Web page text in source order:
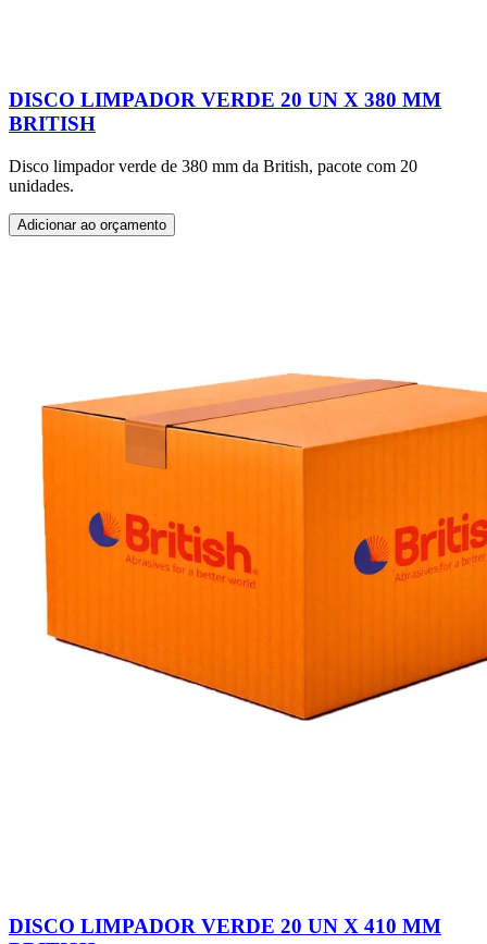
DISCO LIMPADOR VERDE 20 UN X 380 MM
BRITISH
Disco limpador verde de 380 mm da British, pacote com 20
unidades.
Adicionar ao orçamento
DISCO LIMPADOR VERDE 20 UN X 410 MM